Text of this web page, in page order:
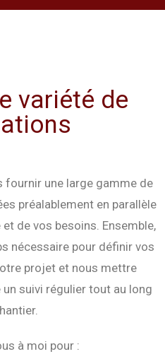
variété de
fournir une large gamme de
préalablement en parallèle
de vos besoins. Ensemble,
nécessaire pour définir vos
projet et nous mettre
un suivi régulier tout au long
à moi pour :